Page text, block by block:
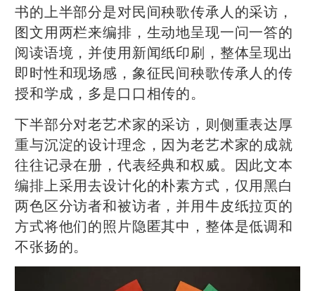
书的上半部分是对民间秧歌传承人的采访，
图文用两栏来编排，生动地呈现一问一答的
阅读语境，并使用新闻纸印刷，整体呈现出
即时性和现场感，象征民间秧歌传承人的传
授和学成，多是口口相传的。
下半部分对老艺术家的采访，则侧重表达厚
重与沉淀的设计理念，因为老艺术家的成就
往往记录在册，代表经典和权威。因此文本
编排上采用去设计化的朴素方式，仅用黑白
两色区分访者和被访者，并用牛皮纸拉页的
方式将他们的照片隐匿其中，整体是低调和
不张扬的。